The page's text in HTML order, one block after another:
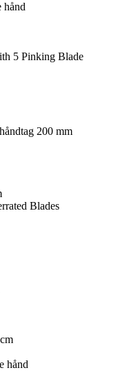
hånd
5 Pinking Blade
200 mm
Blades
hånd